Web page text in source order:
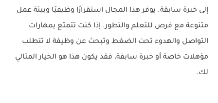
إلى خبرة سابقة. يوفر هذا المجال استقرارًا وظيفيًا وبيئة عمل
متنوعة مع فرص للتعلم والتطور. إذا كنت تتمتع بمهارات
التواصل والهدوء تحت الضغط وتبحث عن وظيفة لا تتطلب
مؤهلات خاصة أو خبرة سابقة، فقد يكون هذا هو الخيار المثالي
لك.